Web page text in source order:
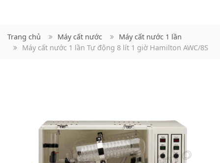
Trang chủ Máy cất nước
Máy cất nước 1 lần
Máy cất nước 1 lần Tự động 8 lít 1 giờ Hamilton AWC/8S